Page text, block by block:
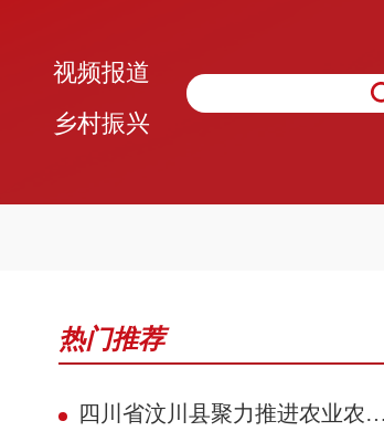
视频报道
乡村振兴
热门推荐
四川省汶川县聚力推进农业农村现代化 赋能民族地区县域典范建设攻坚见效